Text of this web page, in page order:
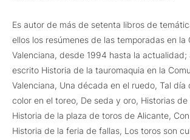
Es autor de más de setenta libros de
ellos los resúmenes de las temporadas en la
Valenciana, desde 1994 hasta la actualidad;
escrito Historia de la tauromaquia en la
Valenciana, Una década en el ruedo, Tal día
color en el toreo, De seda y oro, Historias de
Historia de la plaza de toros de Alicante, Con
Historia de la feria de fallas, Los toros son